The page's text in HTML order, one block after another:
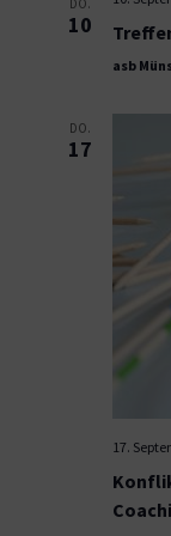
DO.
10
asb
DO.
17
17.